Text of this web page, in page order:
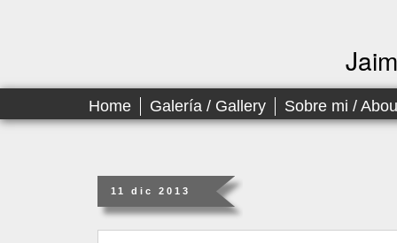
Home Galería / Gallery Sobre mi /
11 dic 2013